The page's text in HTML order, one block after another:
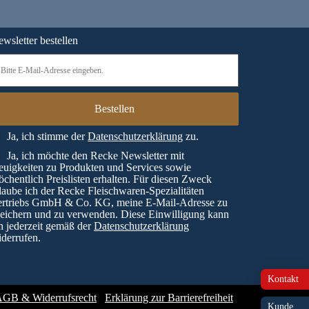
Kontakt
Kunde
bestellen
Ja, ich stimme derDatenschutzerklärung zu.
Ja, ich möchte den Recke Newsletter mit
zu Produkten und Services sowie
Preislisten erhalten. Für diesen Zweck
ich der Recke Fleischwaren-Spezialitäten
GmbH & Co. KG, meine E-Mail-Adresse zu
und zu verwenden. Diese Einwilligung kann
jederzeit gemäß derDatenschutzerklärung
& Widerrufsrecht Erklärung zur Barrierefreiheit